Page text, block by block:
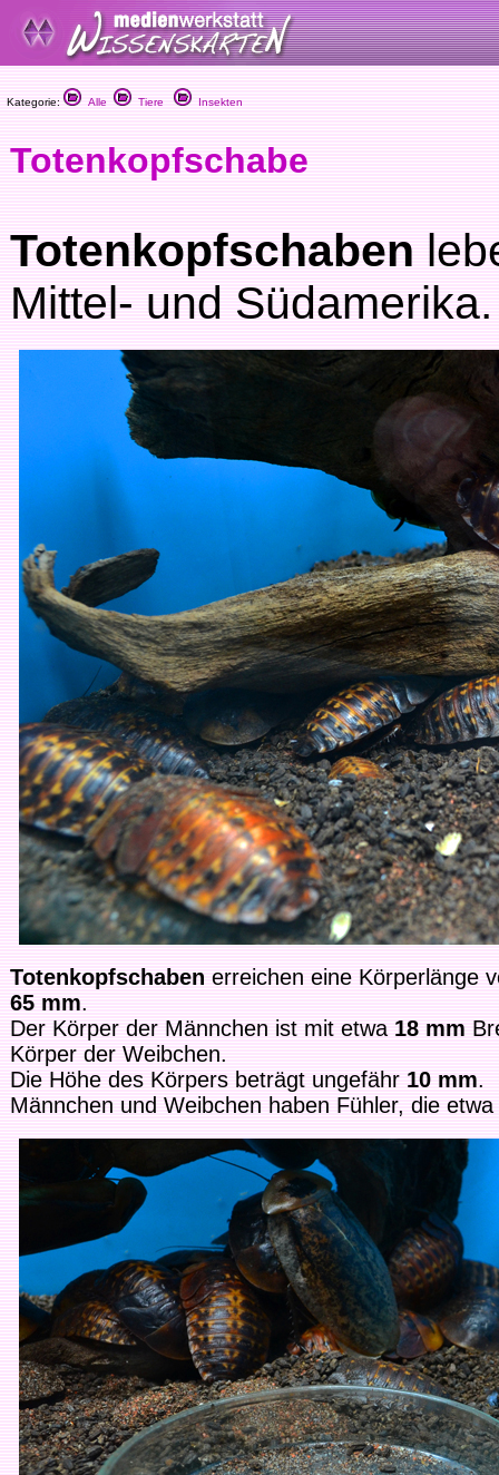
Kategorie: Alle Tiere Insekten
Totenkopfschabe
Totenkopfschaben
Mittel- und Südamerika.
Totenkopfschabenerreichen eine Körperlänge
65 mm.
Der Körper der Männchen ist mit etwa18 mm
Körper der Weibchen.
Die Höhe des Körpers beträgt ungefähr10 mm.
Männchen und Weibchen haben Fühler, die etwa